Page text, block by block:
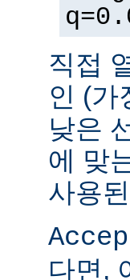
직접
인 (가
낮은
에 맞
사용
다면,